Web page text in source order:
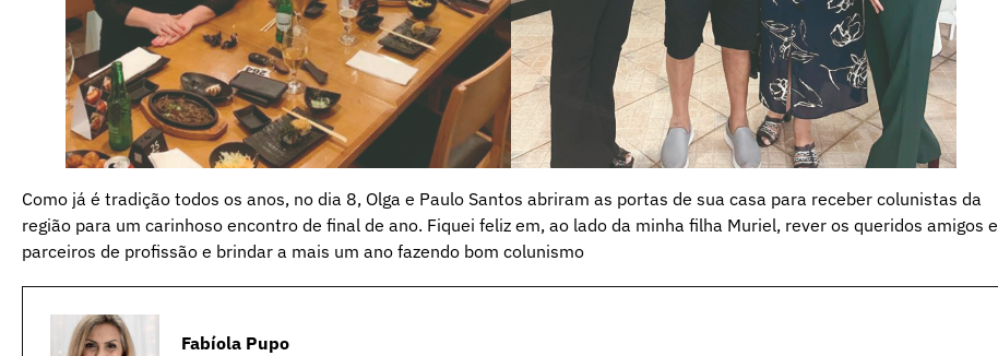
Como já é tradição todos os anos, no dia 8, Olga e Paulo Santos abriram as portas de sua casa para receber colunistas da
região para um carinhoso encontro de final de ano. Fiquei feliz em, ao lado da minha filha Muriel, rever os queridos amigos e
parceiros de profissão e brindar a mais um ano fazendo bom colunismo
Fabíola Pupo